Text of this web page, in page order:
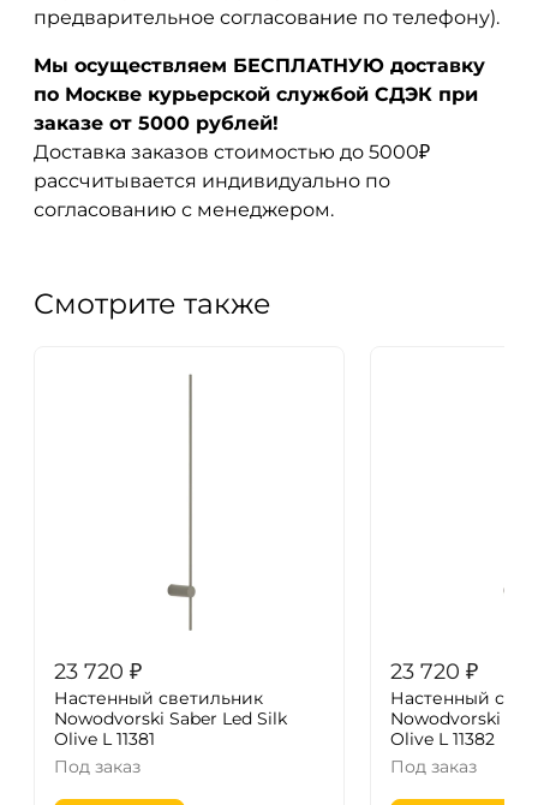
предварительное согласование по телефону).
Мы осуществляем БЕСПЛАТНУЮ доставку
по Москве курьерской службой СДЭК при
заказе от 5000 рублей!
Доставка заказов стоимостью до 5000₽
рассчитывается индивидуально по
согласованию с менеджером.
Смотрите также
23 720 ₽
Настенный светильник
Nowodvorski Saber Led Silk
Olive L 11381
Под заказ
23 720 ₽
Настенный
Nowodvorski
Olive L 11382
Под заказ